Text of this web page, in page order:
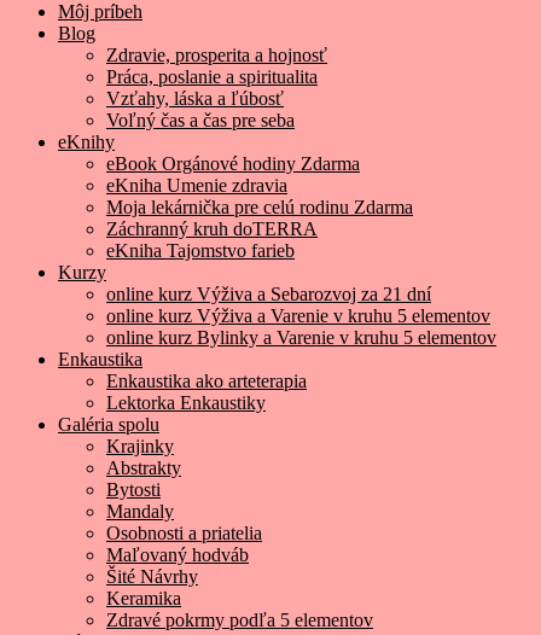
Môj príbeh
Blog
Zdravie, prosperita a hojnosť
Práca, poslanie a spiritualita
Vzťahy, láska a ľúbosť
Voľný čas a čas pre seba
eKnihy
eBook Orgánové hodiny Zdarma
eKniha Umenie zdravia
Moja lekárnička pre celú rodinu Zdarma
Záchranný kruh doTERRA
eKniha Tajomstvo farieb
Kurzy
online kurz Výživa a Sebarozvoj za 21 dní
online kurz Výživa a Varenie v kruhu 5 elementov
online kurz Bylinky a Varenie v kruhu 5 elementov
Enkaustika
Enkaustika ako arteterapia
Lektorka Enkaustiky
Galéria spolu
Krajinky
Abstrakty
Bytosti
Mandaly
Osobnosti a priatelia
Maľovaný hodváb
Šité Návrhy
Keramika
Zdravé pokrmy podľa 5 elementov